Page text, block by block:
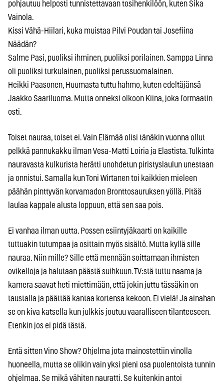
pohjautuu helposti tunnistettavaan tosihenkilöön, kuten Sika
Vainola.
Kissi Vähä-Hiilari, kuka muistaa Pilvi Poudan tai Josefiina
Näädän?
Salme Pasi, puoliksi ihminen, puoliksi porilainen. Samppa Linna
oli puoliksi turkulainen, puoliksi perussuomalainen.
Heikki Paasonen, Huumasta tuttu hahmo, kuten edeltäjänsä
Jaakko Saariluoma. Mutta onneksi olkoon Kiina, joka formaatin
osti.
Toiset nauraa, toiset ei. Vain Elämää olisi tänäkin vuonna ollut
pelkkä pannukakku ilman Vesa-Matti Loiria ja Elastista. Tulkinta
nauravasta kulkurista herätti unohdetun piristyslaulun unestaan
ja onnistui. Samalla kun Toni Wirtanen toi kaikkien mieleen
päähän pinttyvän korvamadon Bronttosauruksen yöllä. Pitää
laulaa kappale alusta loppuun, että sen saa pois.
Ei vanhaa ilman uutta. Possen esiintyjäkaarti on kaikille
tuttuakin tutumpaa ja osittain myös sisältö. Mutta kyllä sille
nauraa. Niin mille? Sille että mennään soittamaan ihmisten
ovikelloja ja halutaan päästä suihkuun. TV:stä tuttu naama ja
kamera saavat heti miettimään, että jokin juttu tässäkin on
taustalla ja päättää kantaa kortensa kekoon. Ei vielä! Ja ainahan
se on kiva katsella kun julkkis joutuu vaaralliseen tilanteeseen.
Etenkin jos ei pidä tästä.
Entä sitten Vino Show? Ohjelma jota mainostettiin vinolla
huoneella, mutta se olikin vain yksi pieni osa puolentoista tunnin
ohjelmaa. Se mikä vähiten nauratti. Se kuitenkin antoi